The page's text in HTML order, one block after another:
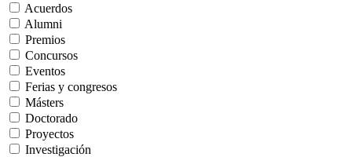
Acuerdos
Alumni
Premios
Concursos
Eventos
Ferias y congresos
Másters
Doctorado
Proyectos
Investigación